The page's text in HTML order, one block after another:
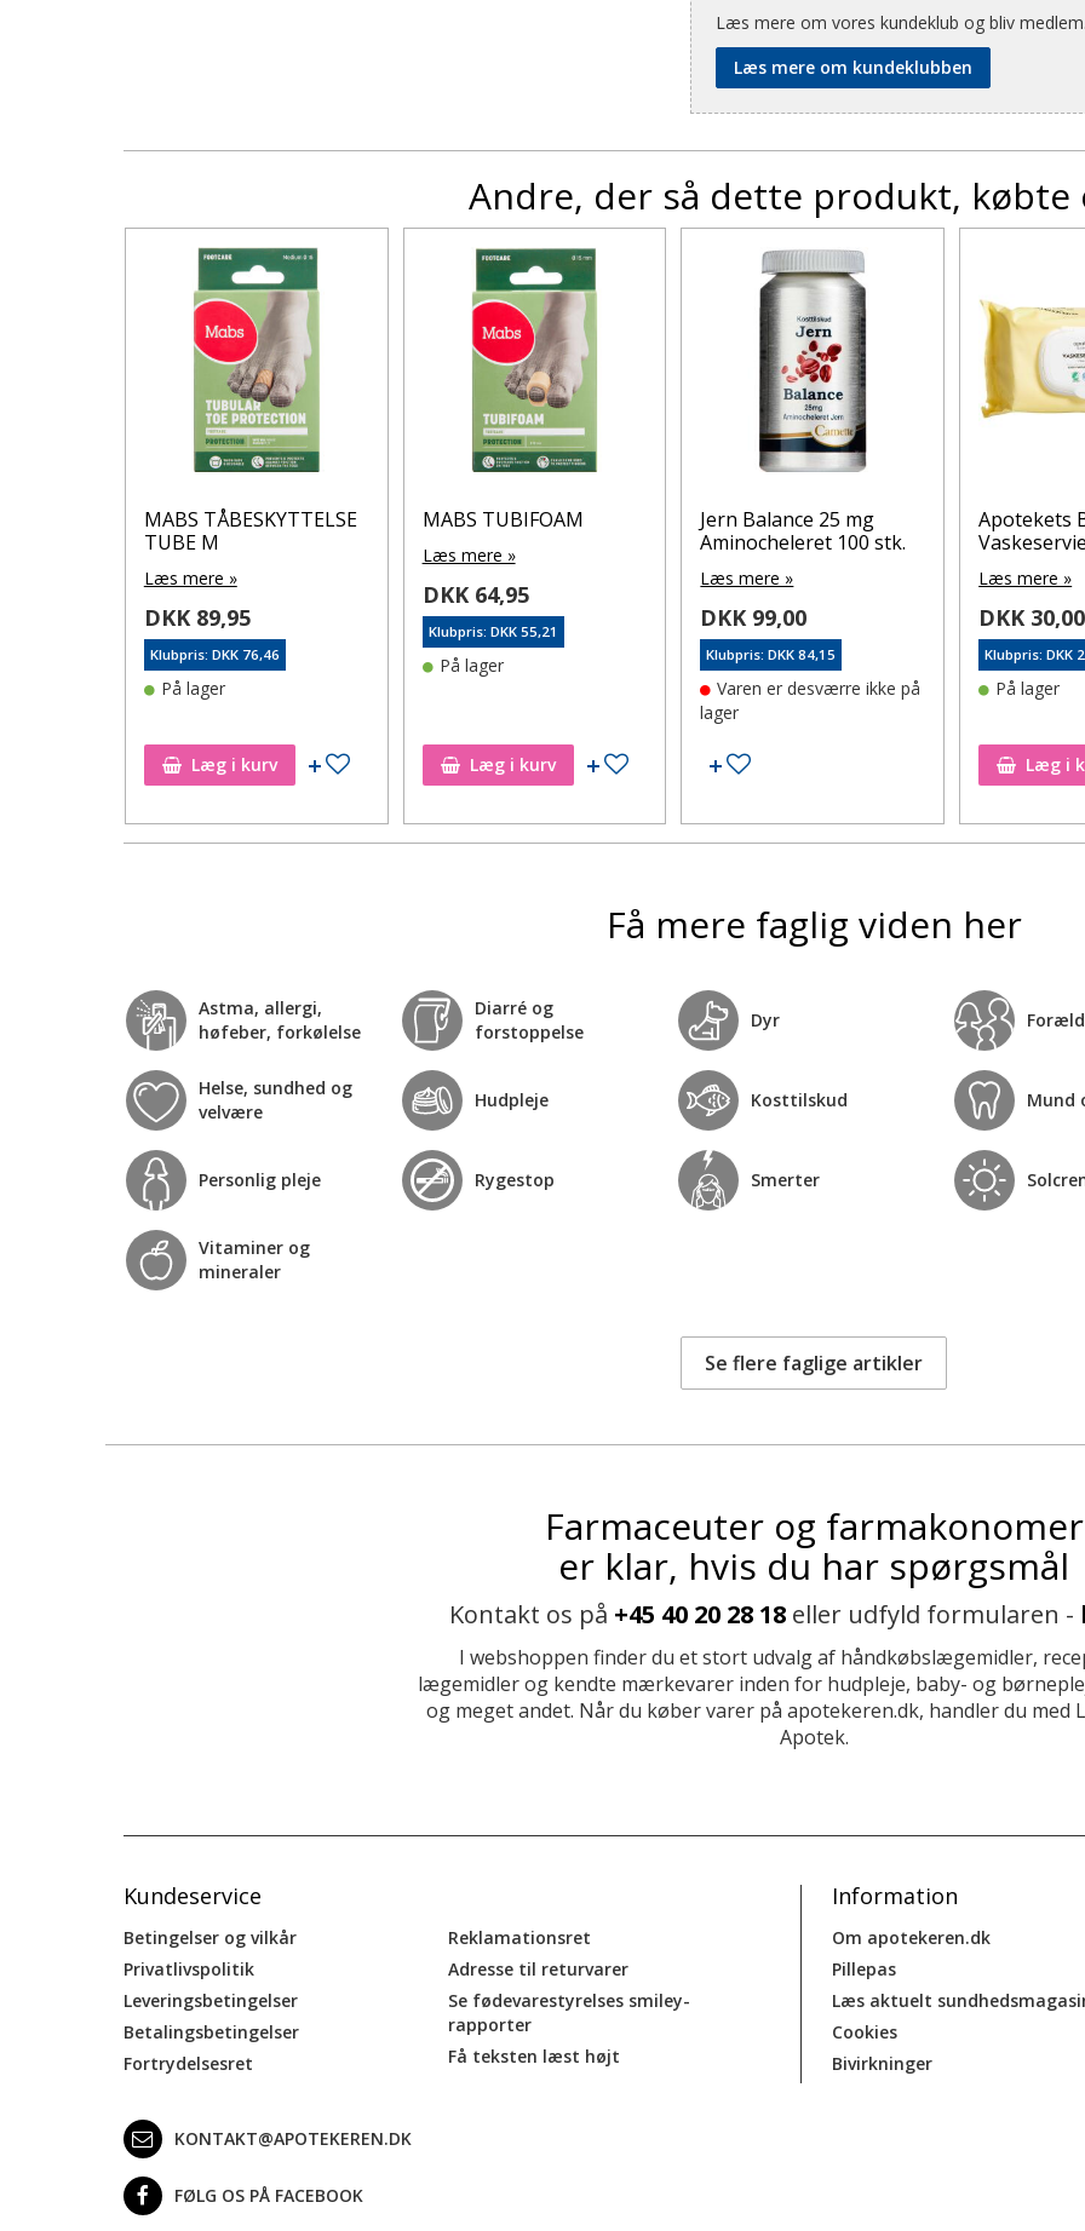
Læs mere om vores kundeklub og bliv medlem.
Læs mere om kundeklubben
Andre, der så dette produkt, købte
Tilføj til ønskeseddel
MABS TÅBESKYTTELSE
TUBE M
Læs mere »
DKK 89,95
Klubpris: DKK 76,46
På lager
Læg i kurv Tilføj til ønskeseddel
MABS TUBIFOAM
Læs mere »
DKK 64,95
Klubpris: DKK 55,21
På lager
Læg i kurv Tilføj til ønskeseddel
Jern Balance 25 mg
Aminocheleret 100 stk.
Læs mere »
DKK 99,00
Klubpris: DKK 84,15
Varen er desværre ikke på
lager
Tilføj til ønskeseddel
Apotekets
Læs mere »
DKK 30,00
Klubpris: DKK
På lager
Læg i
Få mere faglig viden her
Astma, allergi,
høfeber, forkølelse
Diarré og
forstoppelse
Dyr
Helse, sundhed og
velvære
Hudpleje Kosttilskud Mund
Personlig pleje Rygestop Smerter
Vitaminer og
mineraler
Se flere faglige artikler
Farmaceuter og farmakonomer
er klar, hvis du har spørgsmål
Kontakt os på +45 40 20 28 18 eller udfyld formularen -
I webshoppen finder du et stort udvalg af håndkøbslægemidler,
lægemidler og kendte mærkevarer inden for hudpleje, baby- og
og meget andet. Når du køber varer på apotekeren.dk, handler du med
Apotek.
Kundeservice
Betingelser og vilkår
Privatlivspolitik
Leveringsbetingelser
Betalingsbetingelser
Fortrydelsesret
Reklamationsret
Adresse til returvarer
Se fødevarestyrelses smiley-
rapporter
Få teksten læst højt
Information
Om apotekeren.dk
Pillepas
Læs aktuelt
Cookies
Bivirkninger
KONTAKT@APOTEKEREN.DK
FØLG OS PÅ FACEBOOK